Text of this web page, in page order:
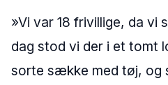
»Vi var 18 frivillige, da vi
dag stod vi der i et tomt
sorte sække med tøj, og